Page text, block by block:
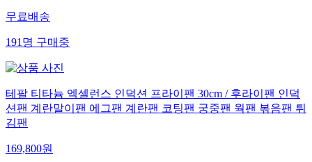
무료배송
191명구매중
테팔 티타늄 엑셀런스 인덕션 프라이팬 30cm / 후라이팬 인덕
션팬 계란말이팬 에그팬 계란팬 코팅팬 궁중팬 웍팬 볶음팬 튀
김팬
169,800원